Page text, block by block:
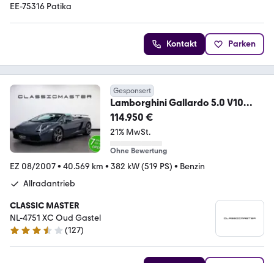
EE-75316 Patika
Kontakt Parken
Gesponsert
Lamborghini Gallardo 5.0 V10
Spyder e-gear Btw auto, Fiscale
114.950 €
21% MwSt.
Ohne Bewertung
EZ 08/2007• 40.569 km • 382 kW (519 PS) • Benzin
Allradantrieb
CLASSIC MASTER
NL-4751 XC Oud Gastel
3.5 Sterne
(127)